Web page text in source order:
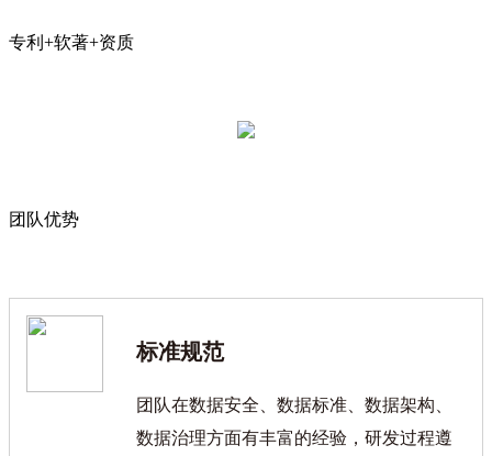
专利+软著+资质
团队优势
标准规范
团队在数据安全、数据标准、数据架构、
数据治理方面有丰富的经验，研发过程遵